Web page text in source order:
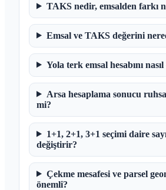
TAKS nedir, emsalden farkı
Emsal ve TAKS değerini
Yola terk emsal hesabını
Arsa hesaplama sonucu
mi?
1+1, 2+1, 3+1 seçimi daire
değiştirir?
Çekme mesafesi ve parsel
önemli?